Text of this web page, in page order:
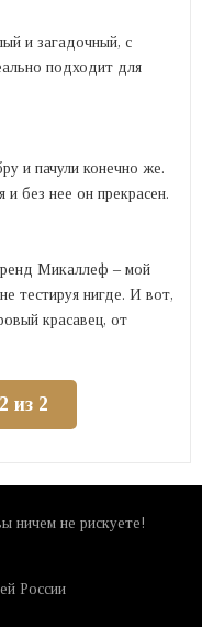
и загадочный, с
подходит для
и пачули конечно же.
без нее он прекрасен.
Микаллеф – мой
тестируя нигде. И вот,
красавец, от
из 2
ничем не рискуете!
России